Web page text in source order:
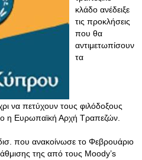
κλάδο ανέδειξε
τις προκλήσεις
που θα
αντιμετωπίσουν
τα
να πετύχουν τους φιλόδοξους
η Ευρωπαϊκή Αρχή Τραπεζών.
που ανακοίνωσε το Φεβρουάριο
της από τους Moody’s